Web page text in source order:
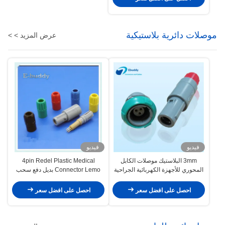
موصلات دائرية بلاستيكية عرض المزيد > >
فيديو
3mm البلاستيك موصلات الكابل
المحوري للأجهزة الكهربائية الجراحية
احصل على افضل سعر
فيديو
4pin Redel Plastic Medical
Connector Lemo بديل دفع سحب
احصل على افضل سعر